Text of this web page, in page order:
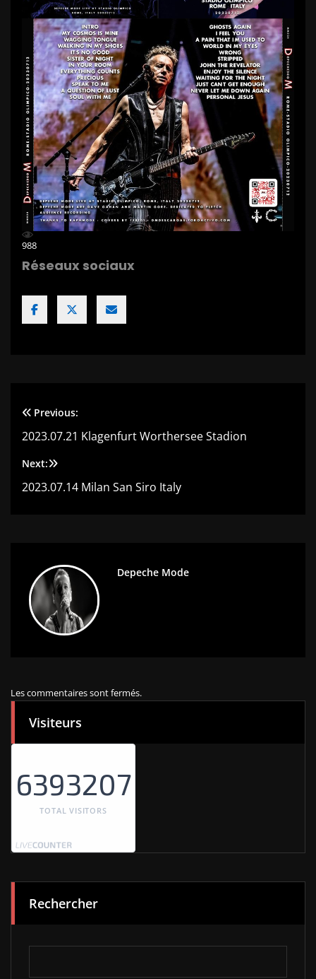
988
Réseaux sociaux
Navigation
de
l’article
Previous:
2023.07.21 Klagenfurt Worthersee Stadion
Next:
2023.07.14 Milan San Siro Italy
Depeche Mode
Les commentaires sont fermés.
Visiteurs
6393207
TOTAL VISITORS
Rechercher